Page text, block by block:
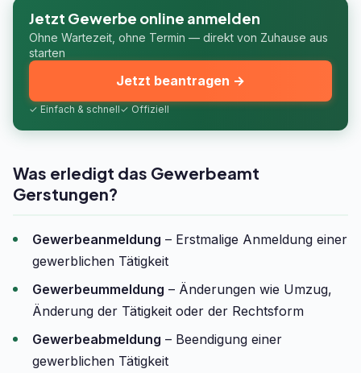
Jetzt Gewerbe online anmelden
Ohne Wartezeit, ohne Termin — direkt von Zuhause aus
starten
✓ Einfach & schnell✓ Offiziell
Jetzt beantragen →
Was erledigt das Gewerbeamt
Gerstungen?
Gewerbeanmeldung – Erstmalige Anmeldung einer
gewerblichen Tätigkeit
Gewerbeummeldung – Änderungen wie Umzug,
Änderung der Tätigkeit oder der Rechtsform
Gewerbeabmeldung – Beendigung einer
gewerblichen Tätigkeit